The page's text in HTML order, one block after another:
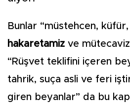
Bunlar “müstehcen, küfür,
hakaretamiz ve
“Rüşvet teklifini içeren
tahrik, suça asli ve feri
giren beyanlar” da bu